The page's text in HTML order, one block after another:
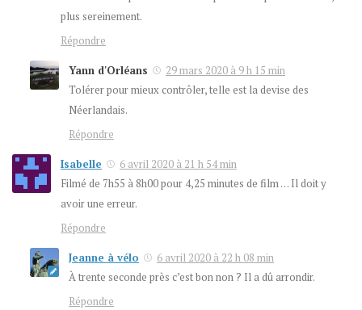
plus sereinement.
Répondre
Yann d'Orléans
29 mars 2020 à 9 h 15 min
Tolérer pour mieux contrôler, telle est la devise des
Néerlandais.
Répondre
Isabelle
6 avril 2020 à 21 h 54 min
Filmé de 7h55 à 8h00 pour 4,25 minutes de film … Il doit y
avoir une erreur.
Répondre
Jeanne à vélo
6 avril 2020 à 22 h 08 min
À trente seconde près c’est bon non ? Il a dû arrondir.
Répondre